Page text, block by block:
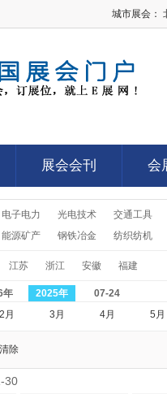
城市展会：
展会会刊
展会会刊
会
会
电子电力 光电技术
交通工具
能源矿产 钢铁冶金 纺织纺机
江苏 浙江 安徽 福建
年 2025年
07-24
2月 3月 4月 5月
除
30